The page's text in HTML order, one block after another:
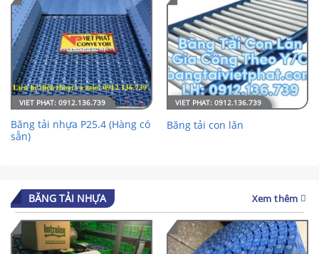
Băng tải nhựa P25.4 (Hàng có
sẵn)
Băng tải con lăn
BĂNG TẢI NHỰA Xem thêm